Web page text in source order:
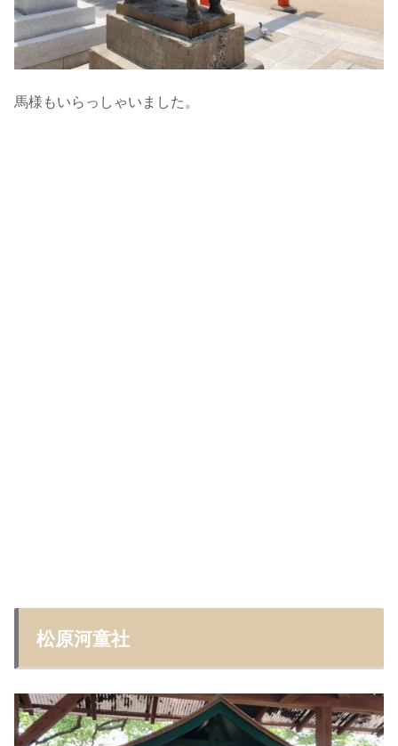
馬様もいらっしゃいました。
松原河童社